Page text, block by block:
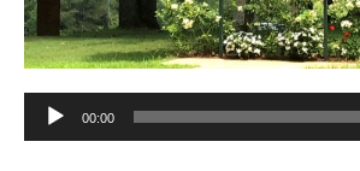
Audio-
Player
00:00